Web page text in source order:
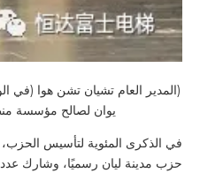
يوان لصالح مؤسسة
في الذكرى المئوية لتأسيس
حزب مدينة ليان رسميًا، وشارك